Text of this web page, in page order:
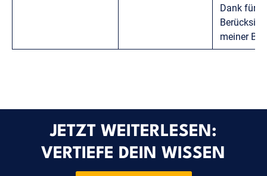
Dank für
meiner
JETZT WEITERLESEN:
VERTIEFE DEIN WISSEN